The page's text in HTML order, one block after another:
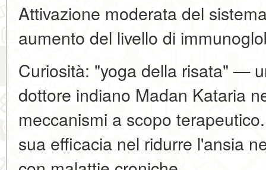
Attivazione moderata del
aumento del livello di
Curiosità: "yoga della risata" —
dottore indiano Madan Kataria
meccanismi a scopo
sua efficacia nel ridurre l'ansia